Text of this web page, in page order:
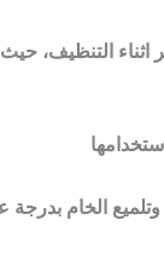
التنظيف، حيث
الخام بدرجة